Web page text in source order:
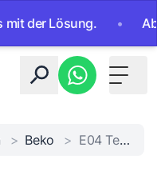
Lösung. • Ab
Toggle
> Beko > E04 Temperaturfühler Fehler